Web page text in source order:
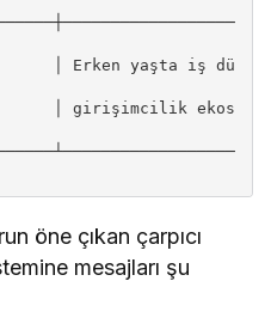
│ Erken yaşta iş dü
│ girişimcilik ekos
öne çıkan çarpıcı
mesajları şu